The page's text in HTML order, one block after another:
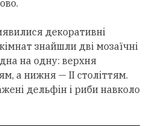
декоративні
знайшли дві мозаїчні
на одну: верхня
а нижня — II століттям.
дельфін і риби навколо